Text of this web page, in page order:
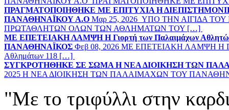
ΠΡΑΓΜΑΤΟΠΟΙΗΘΗΚΕ ΜΕ ΕΠΙΤΥΧΙΑ Η
ΠΑΝΑΘΗΝΑΪΚΟΥ Α.Ο Μαρ 25, 2026 ΥΠΟ ΤΗΝ ΑΙΓΙΔΑ
ΠΡΩΤΑΘΛΗΤΩΝ ΟΛΩΝ ΤΩΝ ΑΘΛΗΜΑΤΩΝ ΤΟΥ […]
ΜΕ ΕΠΕΤΕΙΑΚΗ ΛΑΜΨΗ Η Γιορτή των Παλαιμάχων
ΠΑΝΑΘΗΝΑΪΚΟΣ Φεβ 08, 2026 ΜΕ ΕΠΕΤΕΙΑΚΗ ΛΑΜΨΗ Η
Αθλημάτων 118 […]
ΣΥΓΚΡΟΤΗΘΗΚΕ ΣΕ ΣΩΜΑ Η ΝΕΑ ΔΙΟΙΚΗΣΗ ΤΩΝ
2025 Η ΝΕΑ ΔΙΟΙΚΗΣΗ ΤΩΝ ΠΑΛΑΙΜΑΧΩΝ ΤΟΥ
"Με το τριφύλλι στην